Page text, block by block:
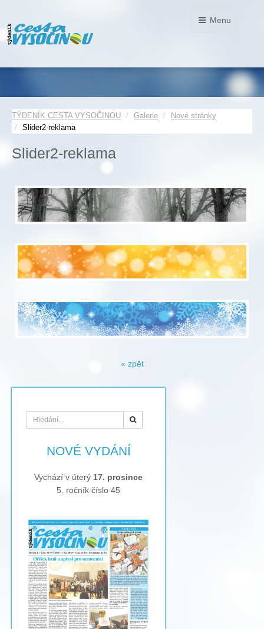
Menu
TÝDENÍK CESTA VYSOČINOU Galerie
Nové stránky
Slider2-reklama
Slider2-reklama
« zpět
NOVÉ VYDÁNÍ
Vychází v úterý 17. prosince
5. ročník číslo 45